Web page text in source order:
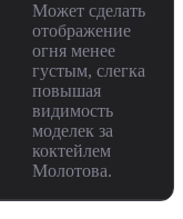
Может сделать
отображение
огня менее
густым, слегка
повышая
видимость
моделек за
коктейлем
Молотова.